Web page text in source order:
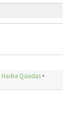
Hadra Qasidas🞄